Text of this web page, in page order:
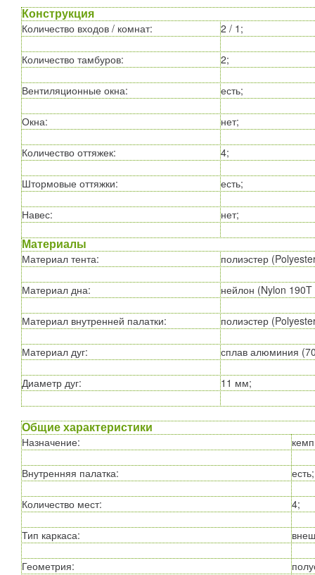
Конструкция
Количество входов / комнат: 2 / 1;
Количество тамбуров: 2;
Вентиляционные окна: есть;
Окна: нет;
Количество оттяжек: 4;
Штормовые оттяжки: есть;
Навес: нет;
Материалы
Материал тента: полиэстер
Материал дна: нейлон (Nylon 190T
Материал внутренней палатки: полиэстер
Материал дуг: сплав алюминия
Диаметр дуг: 11 мм;
Общие характеристики
Назначение:
Внутренняя палатка: есть;
Количество мест: 4;
Тип каркаса:
Геометрия: